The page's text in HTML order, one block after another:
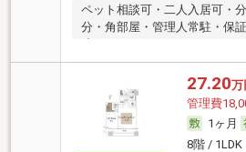
ペット相談可・二人入居可・
分・角部屋・管理人常駐・保
造
27.20万
管理費
1ヶ月
8階 / 1LDK